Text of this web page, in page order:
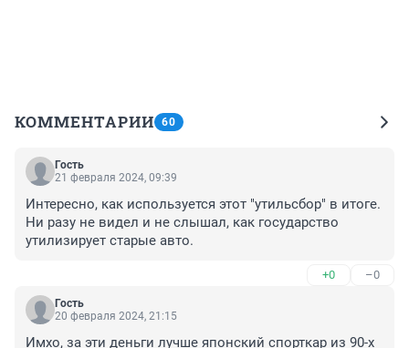
КОММЕНТАРИИ 60
Гость
21 февраля 2024, 09:39
Интересно, как используется этот "утильсбор" в итоге.
Ни разу не видел и не слышал, как государство
утилизирует старые авто.
+0 –0
Гость
20 февраля 2024, 21:15
Имхо, за эти деньги лучше японский спорткар из 90-х